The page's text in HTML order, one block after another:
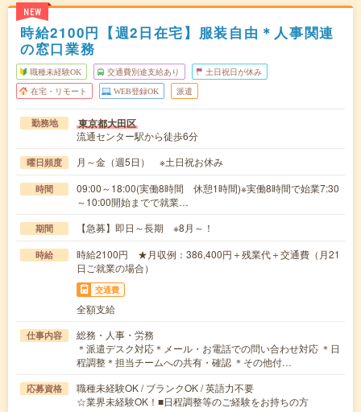
NEW
時給2100円【週2日在宅】服装自由＊人事関連
の窓口業務
職種未経験OK 交通費別途支給あり 土日祝日が休み
在宅・リモート WEB登録OK 派遣
勤務地 東京都大田区
流通センター駅から徒歩6分
曜日頻度 月～金（週5日） ※土日祝お休み
時間
09:00～18:00(実働8時間 休憩1時間)※実働8時間で始業7:30
～10:00開始までで就業…
期間 【急募】即日～長期 ※8月～！
時給
時給2100円 ★月収例：386,400円＋残業代＋交通費（月21
日ご就業の場合）
交通費
全額支給
仕事内容
総務・人事・労務
＊派遣デスク対応＊メール・お電話での問い合わせ対応 ＊日
程調整＊担当チームへの共有・確認 ＊その他付…
応募資格
職種未経験OK / ブランクOK / 英語力不要
☆業界未経験OK！■日程調整等のご経験をお持ちの方